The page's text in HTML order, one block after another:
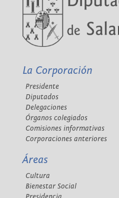
La Corporación
Presidente
Diputados
Delegaciones
Órganos colegiados
Comisiones informativas
Corporaciones anteriores
Áreas
Cultura
Bienestar Social